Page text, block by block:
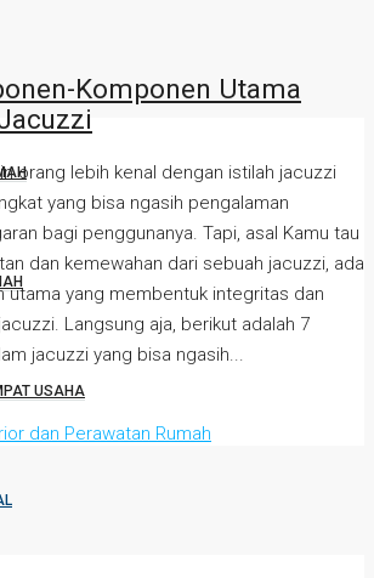
USAHA
Komponen Utama
orang lebih kenal dengan istilah jacuzzi
yang bisa ngasih pengalaman
bagi penggunanya. Tapi, asal Kamu tau
dan kemewahan dari sebuah jacuzzi, ada
utama yang membentuk integritas dan
Langsung aja, berikut adalah 7
jacuzzi yang bisa ngasih...
dan Perawatan Rumah